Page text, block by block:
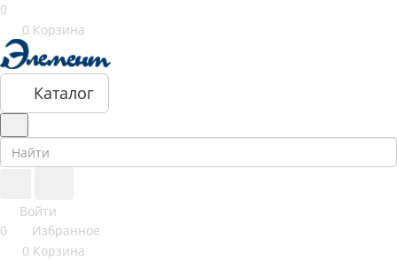
0
0 Корзина
Каталог
Войти
0
Избранное
0 Корзина